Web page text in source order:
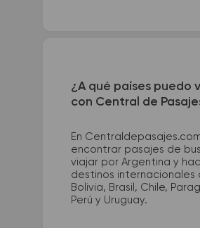
¿A qué países puedo
con Central de
En
encontrar pasajes de
viajar por Argentina y
destinos internacionales
Bolivia, Brasil, Chile,
Perú y Uruguay.